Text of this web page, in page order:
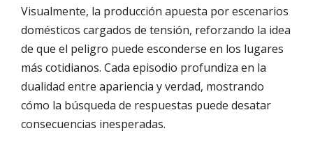
Visualmente, la producción apuesta por escenarios
domésticos cargados de tensión, reforzando la idea
de que el peligro puede esconderse en los lugares
más cotidianos. Cada episodio profundiza en la
dualidad entre apariencia y verdad, mostrando
cómo la búsqueda de respuestas puede desatar
consecuencias inesperadas.